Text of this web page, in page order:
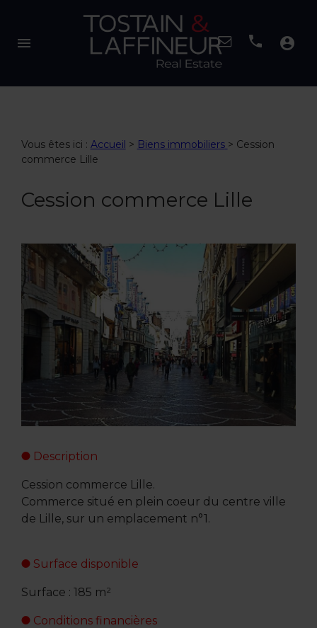
menu account_circle
Vous êtes ici : Accueil > Biens immobiliers > Cession
commerce Lille
Cession commerce Lille
Description
Cession commerce Lille.
Commerce situé en plein coeur du centre ville
de Lille, sur un emplacement n°1.
Surface disponible
Surface : 185 m²
Conditions financières